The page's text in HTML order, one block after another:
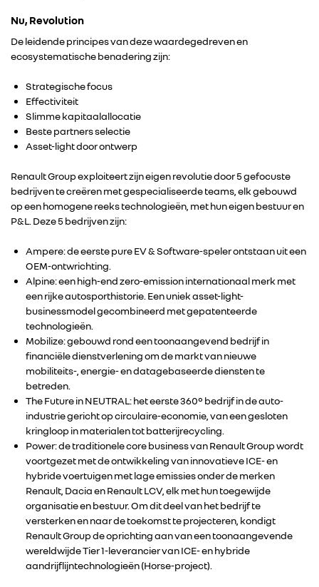
Nu, Revolution
De leidende principes van deze waardegedreven en
ecosystematische benadering zijn:
Strategische focus
Effectiviteit
Slimme kapitaalallocatie
Beste partners selectie
Asset-light door ontwerp
Renault Group exploiteert zijn eigen revolutie door 5 gefocuste
bedrijven te creëren met gespecialiseerde teams, elk gebouwd
op een homogene reeks technologieën, met hun eigen bestuur en
P&L. Deze 5 bedrijven zijn:
Ampere: de eerste pure EV & Software-speler ontstaan uit een
OEM-ontwrichting.
Alpine: een high-end zero-emission internationaal merk met
een rijke autosporthistorie. Een uniek asset-light-
businessmodel gecombineerd met gepatenteerde
technologieën.
Mobilize: gebouwd rond een toonaangevend bedrijf in
financiële dienstverlening om de markt van nieuwe
mobiliteits-, energie- en datagebaseerde diensten te
betreden.
The Future in NEUTRAL: het eerste 360° bedrijf in de auto-
industrie gericht op circulaire-economie, van een gesloten
kringloop in materialen tot batterijrecycling.
Power: de traditionele core business van Renault Group wordt
voortgezet met de ontwikkeling van innovatieve ICE- en
hybride voertuigen met lage emissies onder de merken
Renault, Dacia en Renault LCV, elk met hun toegewijde
organisatie en bestuur. Om dit deel van het bedrijf te
versterken en naar de toekomst te projecteren, kondigt
Renault Group de oprichting aan van een toonaangevende
wereldwijde Tier 1-leverancier van ICE- en hybride
aandrijflijntechnologieën (Horse-project).